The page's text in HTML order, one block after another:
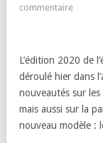
commentaire
L’édition 2020 de
déroulé hier dans
nouveautés sur
mais aussi sur la
nouveau modèle :